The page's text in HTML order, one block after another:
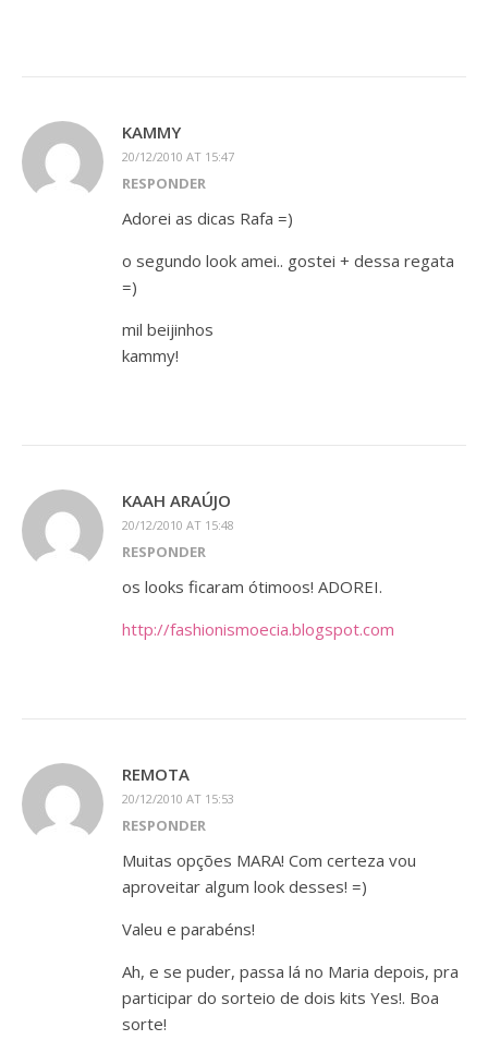
KAMMY
20/12/2010 AT 15:47
RESPONDER
Adorei as dicas Rafa =)
o segundo look amei.. gostei + dessa regata
=)
mil beijinhos
kammy!
KAAH ARAÚJO
20/12/2010 AT 15:48
RESPONDER
os looks ficaram ótimoos! ADOREI.
http://fashionismoecia.blogspot.com
REMOTA
20/12/2010 AT 15:53
RESPONDER
Muitas opções MARA! Com certeza vou
aproveitar algum look desses! =)
Valeu e parabéns!
Ah, e se puder, passa lá no Maria depois, pra
participar do sorteio de dois kits Yes!. Boa
sorte!